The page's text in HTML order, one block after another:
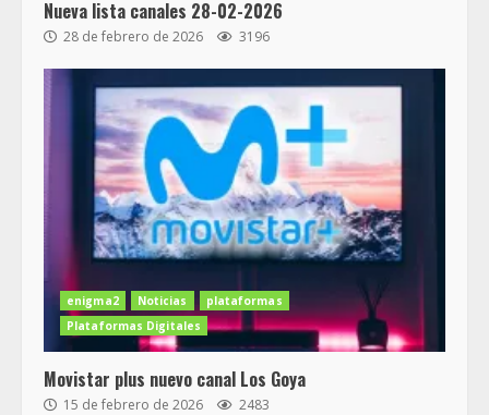
Nueva lista canales 28-02-2026
28 de febrero de 2026 3196
enigma2 Noticias
plataformas
Plataformas Digitales
Movistar plus nuevo canal Los Goya
15 de febrero de 2026 2483